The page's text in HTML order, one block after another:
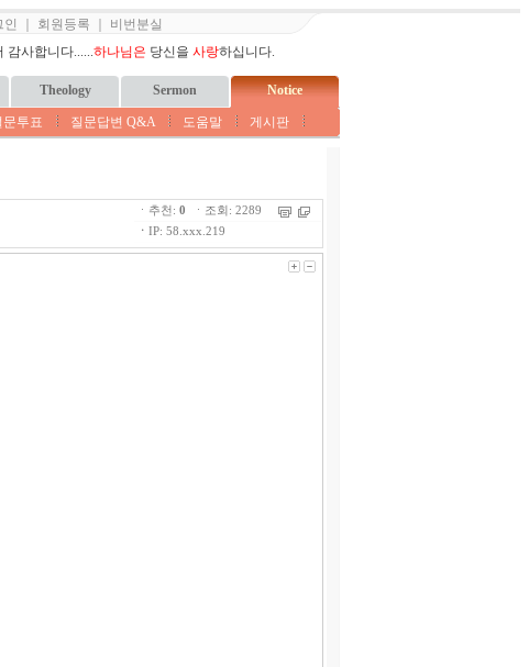
인 회원등록
비번분실
감사합니다......하나님은 당신을 사랑하십니다.
Theology Sermon Notice
문투표 질문답변 Q&A 도움말 게시판
ㆍ추천: 0 ㆍ조회: 2289
ㆍ IP: 58.xxx.219